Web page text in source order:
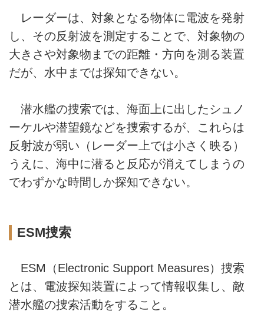
レーダーは、対象となる物体に電波を発射
し、その反射波を測定することで、対象物の
大きさや対象物までの距離・方向を測る装置
だが、水中までは探知できない。
潜水艦の捜索では、海面上に出したシュノ
ーケルや潜望鏡などを捜索するが、これらは
反射波が弱い（レーダー上では小さく映る）
うえに、海中に潜ると反応が消えてしまうの
でわずかな時間しか探知できない。
ESM捜索
ESM（Electronic Support Measures）捜索
とは、電波探知装置によって情報収集し、敵
潜水艦の捜索活動をすること。